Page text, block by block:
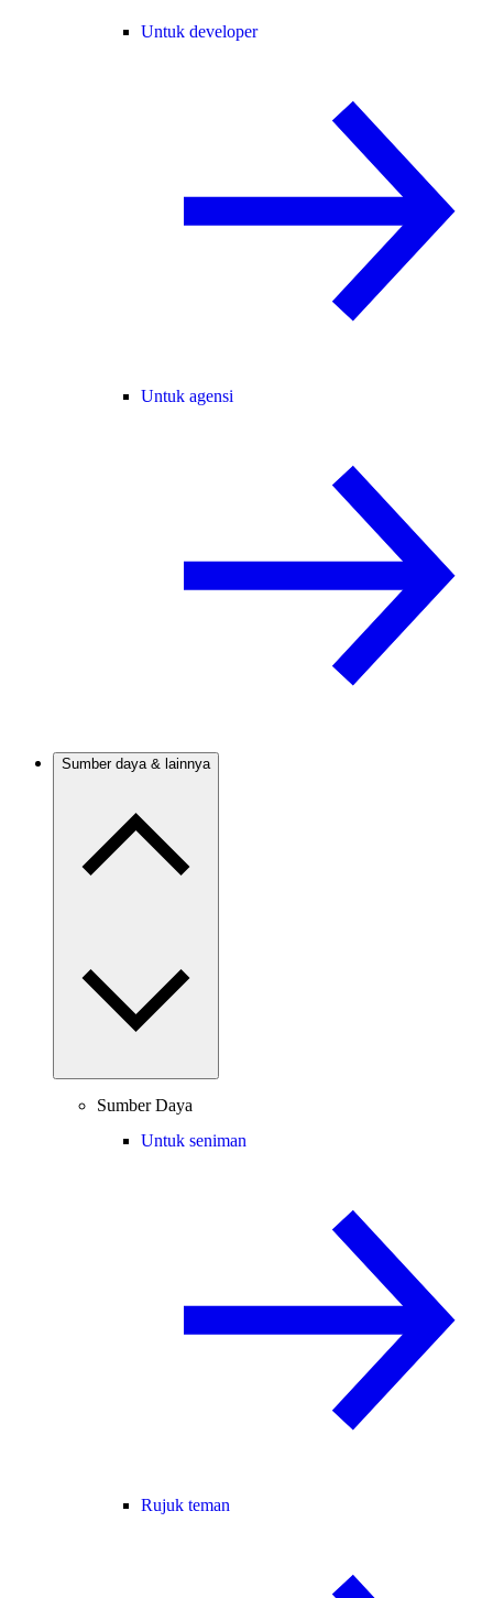
Untuk developer
Untuk agensi
Sumber daya & lainnya
Sumber Daya
Untuk seniman
Rujuk teman